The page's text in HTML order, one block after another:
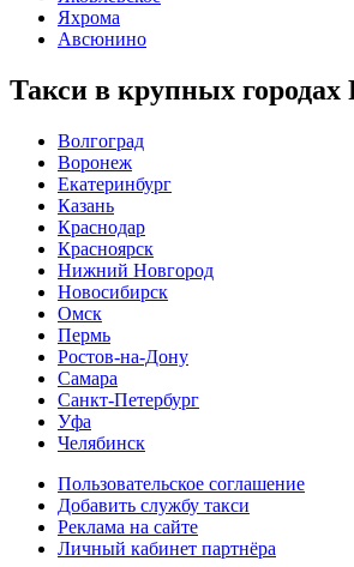
Яхрома
Авсюнино
Такси в крупных городах
Волгоград
Воронеж
Екатеринбург
Казань
Краснодар
Красноярск
Нижний Новгород
Новосибирск
Омск
Пермь
Ростов-на-Дону
Самара
Санкт-Петербург
Уфа
Челябинск
Пользовательское соглашение
Добавить службу такси
Реклама на сайте
Личный кабинет партнёра